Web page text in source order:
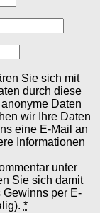
Sie sich mit
durch diese
Daten
wir Ihre Daten
eine E-Mail an
Informationen
unter
Sie sich damit
per E-
*